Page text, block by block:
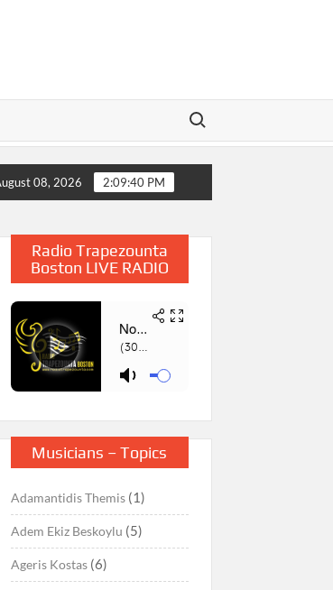
Search for:
Η Παρουσίαση του Βιβλίου «Συμβολή στην
08, 2026 2:09:41 PM
Radio Trapezounta
Boston LIVE RADIO
Musicians – Topics
Adamantidis Themis(1)
Adem Ekiz Beskoylu (5)
Ageris Kostas(6)